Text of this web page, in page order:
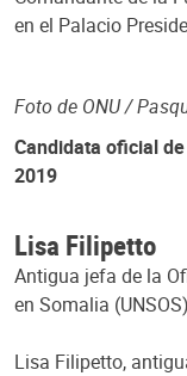
en el Palacio
Foto de ONU /
Candidata oficial
2019
Lisa Filipetto
Antigua jefa de la
en Somalia (UNSOS)
Lisa Filipetto,